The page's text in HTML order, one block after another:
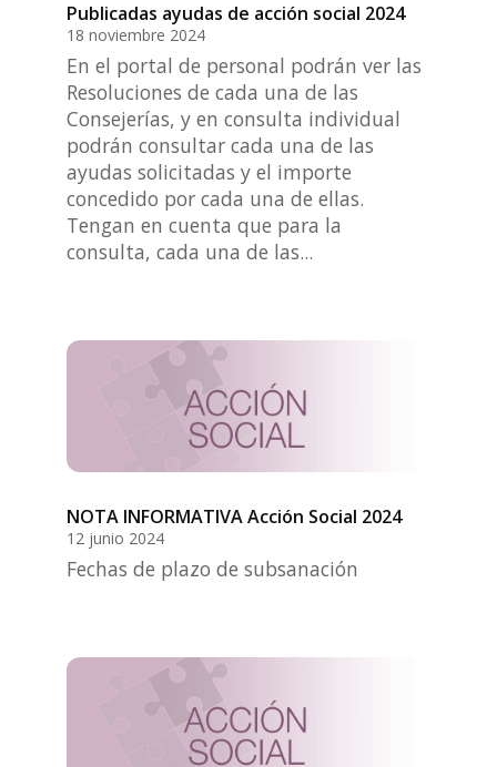
Publicadas ayudas de acción social 2024
18 noviembre 2024
En el portal de personal podrán ver las
Resoluciones de cada una de las
Consejerías, y en consulta individual
podrán consultar cada una de las
ayudas solicitadas y el importe
concedido por cada una de ellas.
Tengan en cuenta que para la
consulta, cada una de las...
NOTA INFORMATIVA Acción Social 2024
12 junio 2024
Fechas de plazo de subsanación